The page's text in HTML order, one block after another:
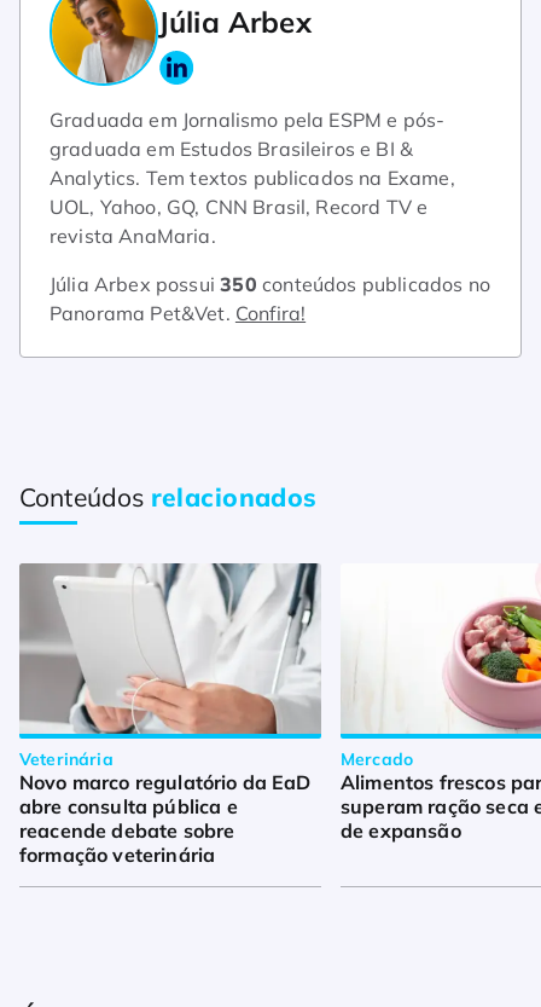
Júlia Arbex
Graduada em Jornalismo pela ESPM e pós-
graduada em Estudos Brasileiros e BI &
Analytics. Tem textos publicados na Exame,
UOL, Yahoo, GQ, CNN Brasil, Record TV e
revista AnaMaria.
Júlia Arbex possui350 conteúdos publicados no
Panorama Pet&Vet. Confira!
Conteúdos relacionados
Veterinária
Novo marco regulatório da EaD
abre consulta pública e
reacende debate sobre
formação veterinária
Mercado
Alimentos frescos
superam ração seca
de expansão